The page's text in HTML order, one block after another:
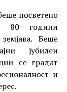
посветено
80 години
Беше
јубилеи
се градат
и